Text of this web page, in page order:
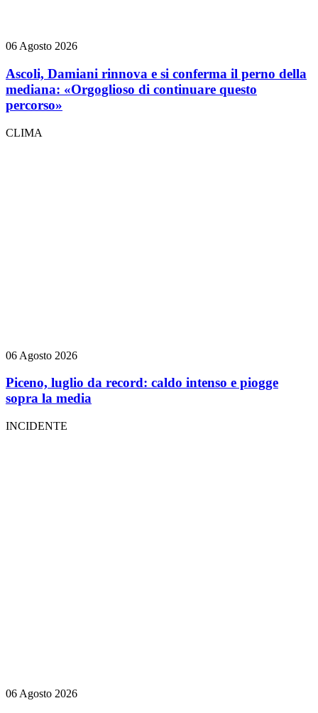
06 Agosto 2026
Ascoli, Damiani rinnova e si conferma il perno della
mediana: «Orgoglioso di continuare questo
percorso»
CLIMA
06 Agosto 2026
Piceno, luglio da record: caldo intenso e piogge
sopra la media
INCIDENTE
06 Agosto 2026